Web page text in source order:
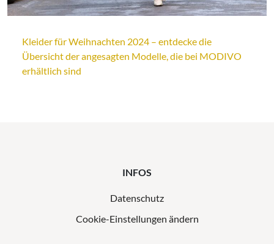
Kleider für Weihnachten 2024 – entdecke die
Übersicht der angesagten Modelle, die bei MODIVO
erhältlich sind
INFOS
Datenschutz
Cookie-Einstellungen ändern